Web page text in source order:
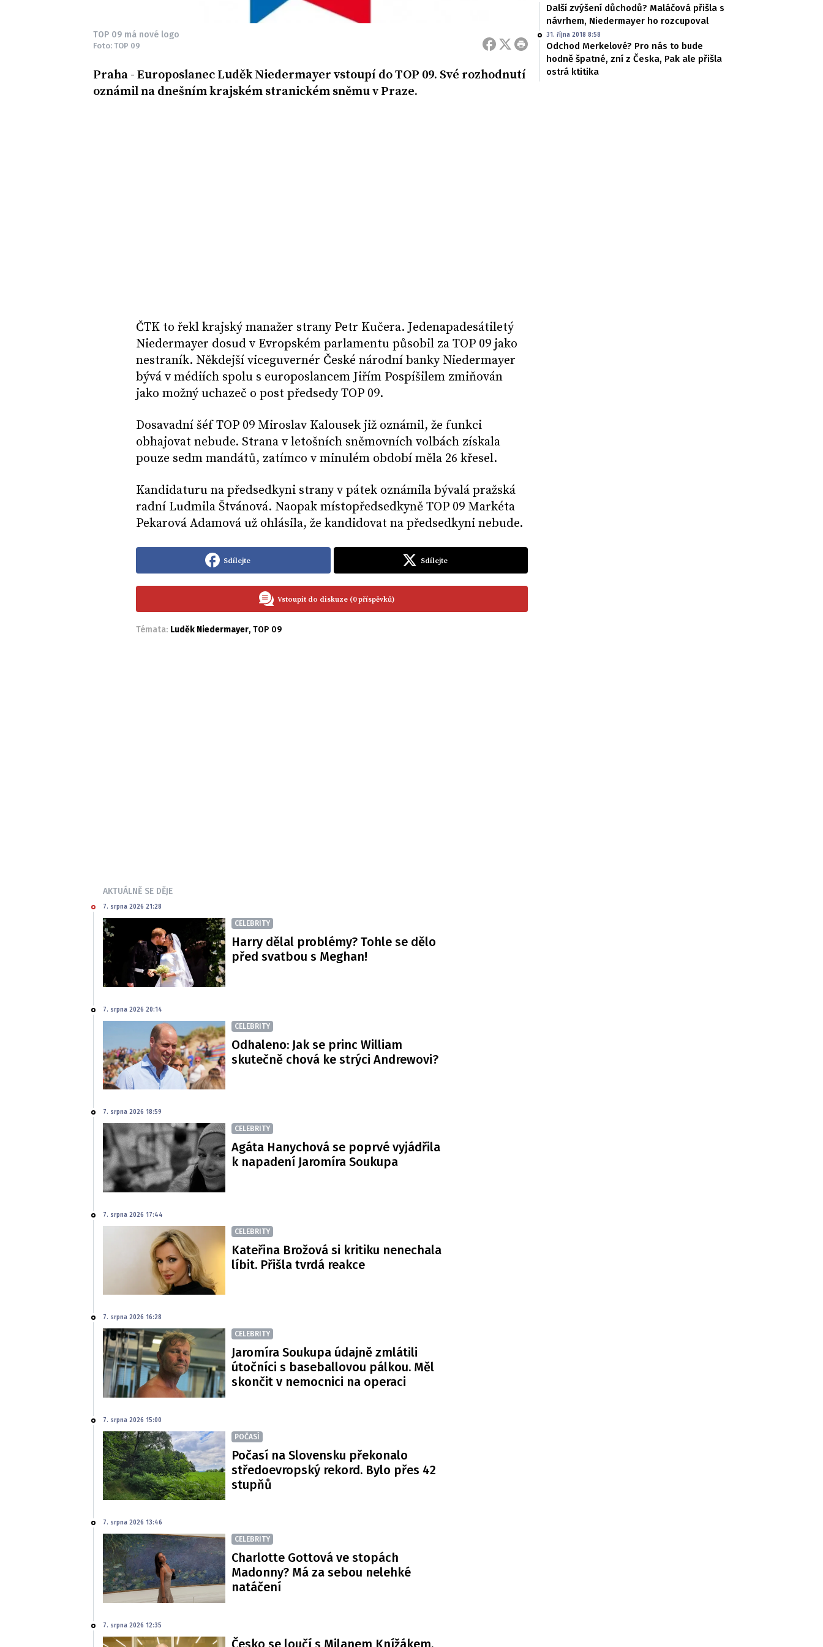
TOP 09 má nové logo
Foto: TOP 09
Praha - Europoslanec Luděk Niedermayer vstoupí do TOP 09. Své rozhodnutí
oznámil na dnešním krajském stranickém sněmu v Praze.
ČTK to řekl krajský manažer strany Petr Kučera. Jedenapadesátiletý
Niedermayer dosud v Evropském parlamentu působil za TOP 09 jako
nestraník. Někdejší viceguvernér České národní banky Niedermayer
bývá v médiích spolu s europoslancem Jiřím Pospíšilem zmiňován
jako možný uchazeč o post předsedy TOP 09.
Dosavadní šéf TOP 09 Miroslav Kalousek již oznámil, že funkci
obhajovat nebude. Strana v letošních sněmovních volbách získala
pouze sedm mandátů, zatímco v minulém období měla 26 křesel.
Kandidaturu na předsedkyni strany v pátek oznámila bývalá pražská
radní Ludmila Štvánová. Naopak místopředsedkyně TOP 09 Markéta
Pekarová Adamová už ohlásila, že kandidovat na předsedkyni nebude.
Sdílejte Sdílejte
Vstoupit do diskuze (0 příspěvků)
Témata: Luděk Niedermayer, TOP 09
Další zvýšení důchodů? Maláčová přišla s
návrhem, Niedermayer ho rozcupoval
31. října 2018 8:58
Odchod Merkelové? Pro nás to bude
hodně špatné, zní z Česka, Pak ale přišla
ostrá ktitika
AKTUÁLNĚ SE DĚJE
7. srpna 2026 21:28
CELEBRITY
Harry dělal problémy? Tohle se dělo
před svatbou s Meghan!
7. srpna 2026 20:14
CELEBRITY
Odhaleno: Jak se princ William
skutečně chová ke strýci Andrewovi?
7. srpna 2026 18:59
CELEBRITY
Agáta Hanychová se poprvé vyjádřila
k napadení Jaromíra Soukupa
7. srpna 2026 17:44
CELEBRITY
Kateřina Brožová si kritiku nenechala
líbit. Přišla tvrdá reakce
7. srpna 2026 16:28
CELEBRITY
Jaromíra Soukupa údajně zmlátili
útočníci s baseballovou pálkou. Měl
skončit v nemocnici na operaci
7. srpna 2026 15:00
POČASÍ
Počasí na Slovensku překonalo
středoevropský rekord. Bylo přes 42
stupňů
7. srpna 2026 13:46
CELEBRITY
Charlotte Gottová ve stopách
Madonny? Má za sebou nelehké
natáčení
7. srpna 2026 12:35
Česko se loučí s Milanem Knížákem.